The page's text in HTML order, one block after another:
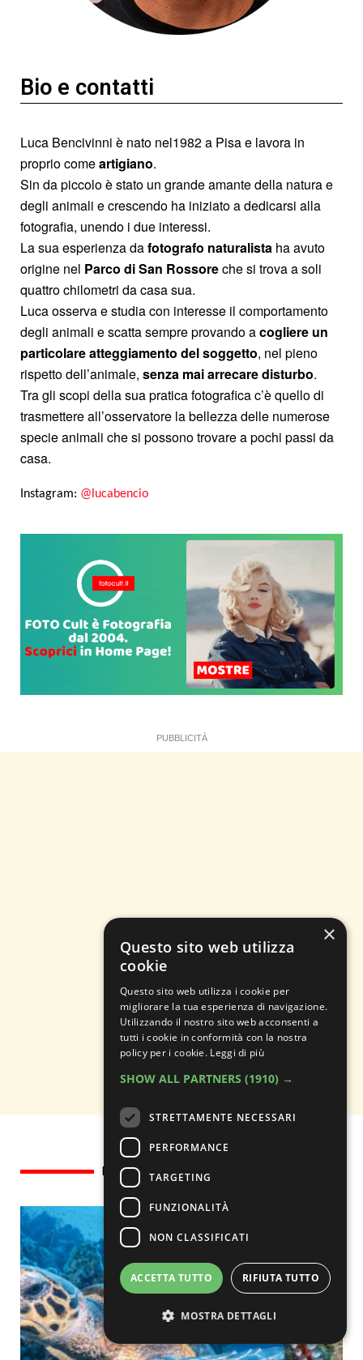
Bio e contatti
Luca Bencivinni è nato nel1982 a Pisa e lavora in
proprio comeartigiano.
Sin da piccolo è stato un grande amante della natura e
degli animali e crescendo ha iniziato a dedicarsi alla
fotografia, unendo i due interessi.
La sua esperienza dafotografo naturalista ha avuto
origine nel Parco di San Rossoreche si trova a soli
quattro chilometri da casa sua.
Luca osserva e studia con interesse il comportamento
degli animali e scatta sempre provando acogliere un
particolare atteggiamento del soggetto, nel pieno
rispetto dell’animale, senza mai arrecare disturbo.
Tra gli scopi della sua pratica fotografica c’è quello di
trasmettere all’osservatore la bellezza delle numerose
specie animali che si possono trovare a pochi passi da
casa.
Instagram: @lucabencio
PUBBLICITÀ
Potrebbero interessarti anche
×
Questo sito web utilizza
cookie
Questo sito web utilizza i cookie per
migliorare la tua esperienza di navigazione.
Utilizzando il nostro sito web acconsenti a
tutti i cookie in conformità con la nostra
policy per i cookie. Leggi di più
SHOW ALL PARTNERS (1910) →
STRETTAMENTE NECESSARI
PERFORMANCE
TARGETING
FUNZIONALITÀ
NON CLASSIFICATI
ACCETTA TUTTO RIFIUTA TUTTO
MOSTRA DETTAGLI